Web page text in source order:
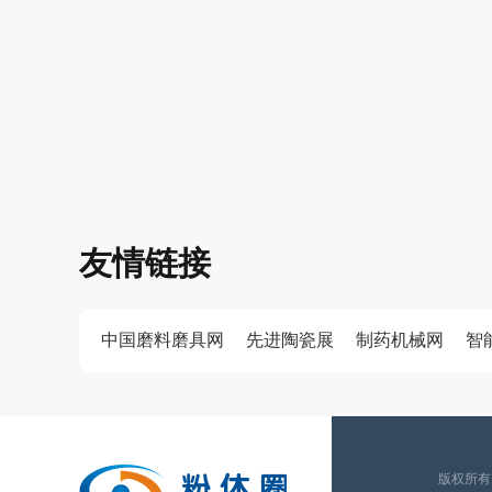
友情链接
中国磨料磨具网 先进陶瓷展 制药机械网 智
版权所